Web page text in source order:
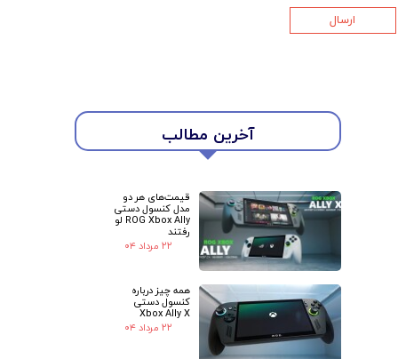
★ آخرین مطالب
قیمت‌های هر دو
مدل کنسول دستی
ROG Xbox Ally لو
رفتند
۲۲ مرداد ۰۴
همه چیز درباره
کنسول دستی
Xbox Ally X
۲۲ مرداد ۰۴
ارسال